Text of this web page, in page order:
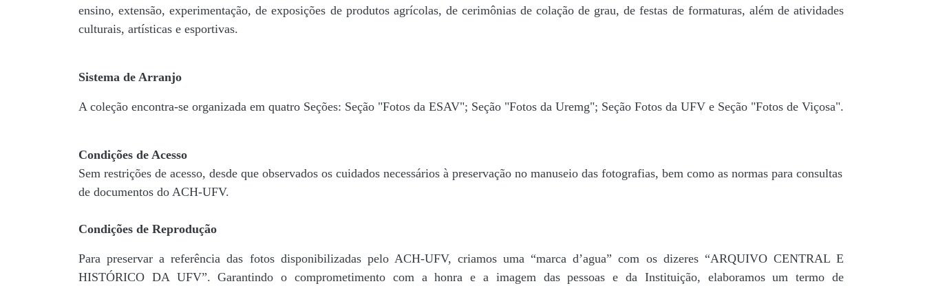
ensino, extensão, experimentação, de exposições de produtos agrícolas, de cerimônias de colação de grau, de festas de formaturas, além de atividades
culturais, artísticas e esportivas.
Sistema de Arranjo
A coleção encontra-se organizada em quatro Seções: Seção "Fotos da ESAV"; Seção "Fotos da Uremg"; Seção Fotos da UFV e Seção "Fotos de Viçosa".
Condições de Acesso
Sem restrições de acesso, desde que observados os cuidados necessários à preservação no manuseio das fotografias, bem como as normas para consultas
de documentos do ACH-UFV.
Condições de Reprodução
Para preservar a referência das fotos disponibilizadas pelo ACH-UFV, criamos uma “marca d’agua” com os dizeres “ARQUIVO CENTRAL E
HISTÓRICO DA UFV”. Garantindo o comprometimento com a honra e a imagem das pessoas e da Instituição, elaboramos um termo de